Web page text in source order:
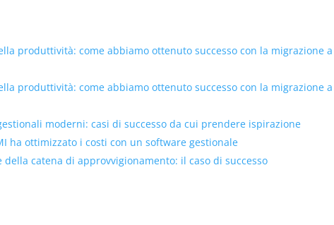
produttività: come abbiamo ottenuto successo con la migrazione
produttività: come abbiamo ottenuto successo con la migrazione
moderni: casi di successo da cui prendere ispirazione
ha ottimizzato i costi con un software gestionale
della catena di approvvigionamento: il caso di successo